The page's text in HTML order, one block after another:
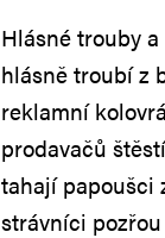
Hlásné trouby
hlásně troubí z
reklamní
prodavačů
tahají papoušci
strávníci